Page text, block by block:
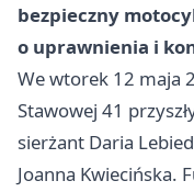
bezpieczny
o uprawnienia i
We wtorek 12 maja
Stawowej 41
sierżant Daria
Joanna Kwiecińska.